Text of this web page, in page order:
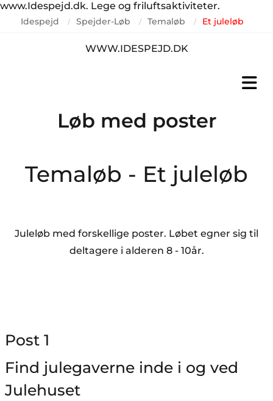
www.Idespejd.dk. Lege og friluftsaktiviteter.
Idespejd / Spejder-Løb / Temaløb / Et juleløb
WWW.IDESPEJD.DK
Løb med poster
Temaløb - Et juleløb
Juleløb med forskellige poster. Løbet egner sig til
deltagere i alderen 8 - 10år.
Post 1
Find julegaverne inde i og ved
Julehuset